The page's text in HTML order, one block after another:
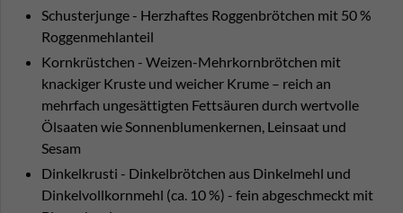
Schusterjunge - Herzhaftes Roggenbrötchen mit 50 %
Roggenmehlanteil
Kornkrüstchen - Weizen-Mehrkornbrötchen mit
knackiger Kruste und weicher Krume – reich an
mehrfach ungesättigten Fettsäuren durch wertvolle
Ölsaaten wie Sonnenblumenkernen, Leinsaat und
Sesam
Dinkelkrusti - Dinkelbrötchen aus Dinkelmehl und
Dinkelvollkornmehl (ca. 10 %) - fein abgeschmeckt mit